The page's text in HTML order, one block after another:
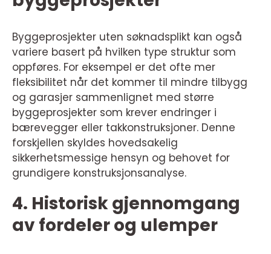
Byggeprosjekter uten søknadsplikt kan også
variere basert på hvilken type struktur som
oppføres. For eksempel er det ofte mer
fleksibilitet når det kommer til mindre tilbygg
og garasjer sammenlignet med større
byggeprosjekter som krever endringer i
bærevegger eller takkonstruksjoner. Denne
forskjellen skyldes hovedsakelig
sikkerhetsmessige hensyn og behovet for
grundigere konstruksjonsanalyse.
4. Historisk gjennomgang
av fordeler og ulemper